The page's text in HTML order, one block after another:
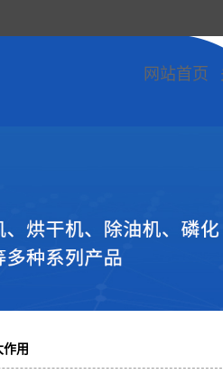
网站首页
用